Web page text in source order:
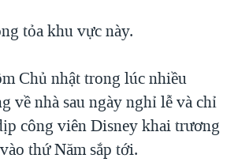
tỏa khu vực này.
Chủ nhật trong lúc nhiều
về nhà sau ngày nghỉ lễ và chỉ
công viên Disney khai trương
thứ Năm sắp tới.